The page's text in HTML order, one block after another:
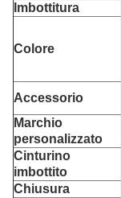
Imbottitura
Colore
Accessorio
Marchio
personalizzato
Cinturino
imbottito
Chiusura